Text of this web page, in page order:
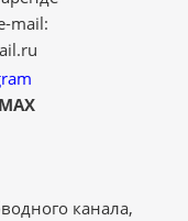
mail:
канала,